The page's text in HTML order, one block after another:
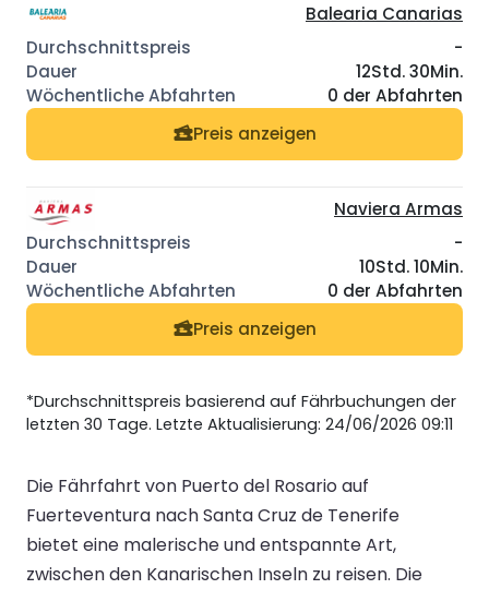
Balearia Canarias
-
12Std. 30Min.
0 der Abfahrten
Preis anzeigen
Naviera Armas
-
10Std. 10Min.
0 der Abfahrten
Preis anzeigen
*Durchschnittspreis basierend auf Fährbuchungen der
letzten 30 Tage. Letzte Aktualisierung: 24/06/2026 09:11
Die Fährfahrt von Puerto del Rosario auf
Fuerteventura nach Santa Cruz de Tenerife
bietet eine malerische und entspannte Art,
zwischen den Kanarischen Inseln zu reisen. Die